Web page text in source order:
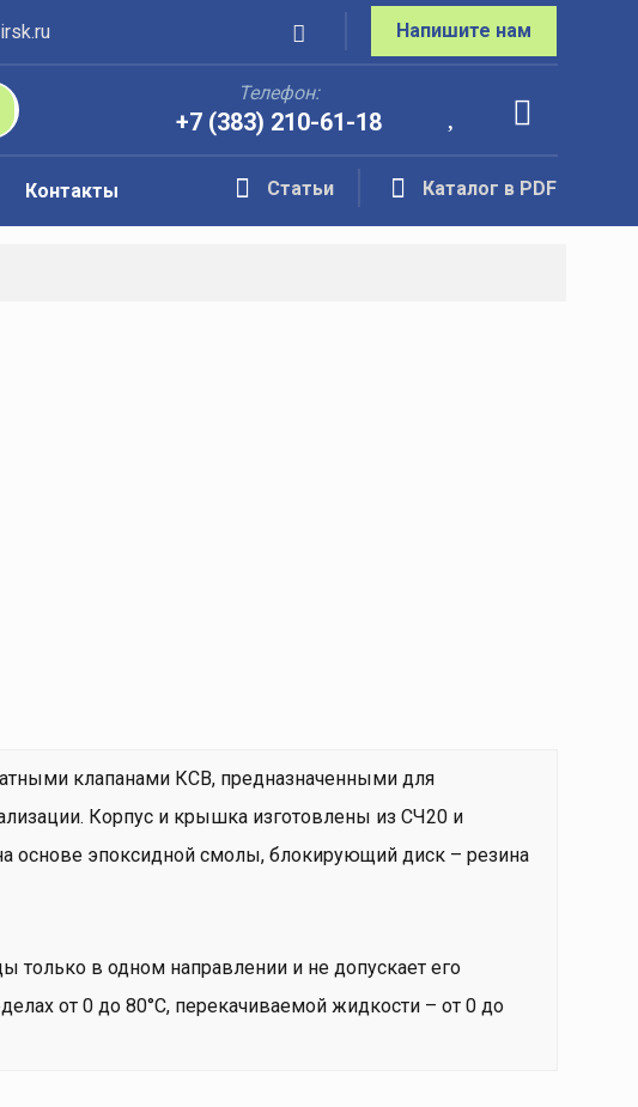
Напишите нам
Телефон:
+7 (383) 210-61-18
Контакты Каталог в PDF
Статьи
клапанами КСВ, предназначенными для
Корпус и крышка изготовлены из СЧ20 и
эпоксидной смолы, блокирующий диск – резина
только в одном направлении и не допускает его
от 0 до 80°С, перекачиваемой жидкости – от 0 до